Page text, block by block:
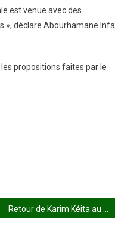
est venue avec des
», déclare Abourhamane Infa
propositions faites par le